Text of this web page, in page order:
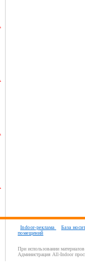
Indoor-реклама
База
помещений
При использовании
Администрация All-Indoor